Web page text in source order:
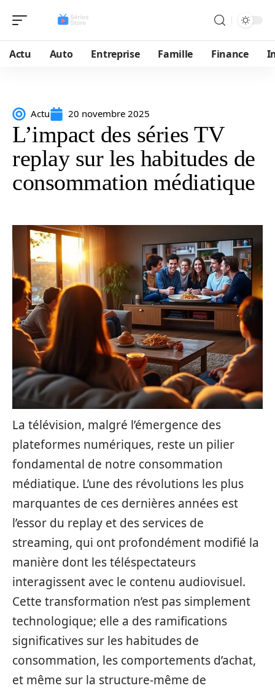
Actu Auto Entreprise Famille Finance
Actu 20 novembre 2025
L’impact des séries TV
replay sur les habitudes de
consommation médiatique
La télévision, malgré l’émergence des
plateformes numériques, reste un pilier
fondamental de notre consommation
médiatique. L’une des révolutions les plus
marquantes de ces dernières années est
l’essor du replay et des services de
streaming, qui ont profondément modifié la
manière dont les téléspectateurs
interagissent avec le contenu audiovisuel.
Cette transformation n’est pas simplement
technologique; elle a des ramifications
significatives sur les habitudes de
consommation, les comportements d’achat,
et même sur la structure-même de